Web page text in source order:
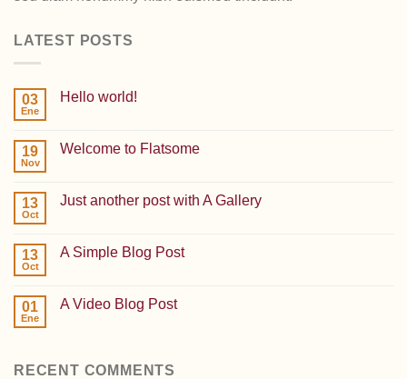
LATEST POSTS
03
Ene
Hello world!
19
Nov
Welcome to Flatsome
13
Oct
Just another post with A Gallery
13
Oct
A Simple Blog Post
01
Ene
A Video Blog Post
RECENT COMMENTS